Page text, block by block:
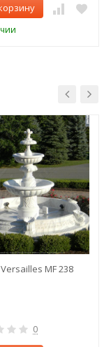
MF 238
0